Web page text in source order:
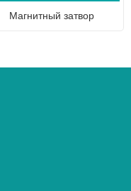
Магнитный затвор